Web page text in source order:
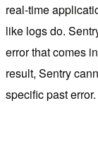
real-time
like logs do.
error that comes
result, Sentry
specific past error.